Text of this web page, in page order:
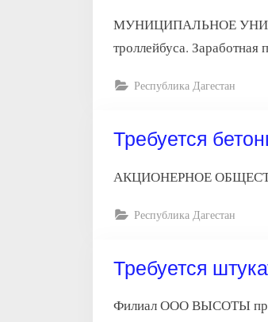
МУНИЦИПАЛЬНОЕ
троллейбуса. Заработная
Республика Дагестан
Требуется
АКЦИОНЕРНОЕ ОБЩЕСТВО
Республика Дагестан
Требуется
Филиал ООО ВЫСОТЫ